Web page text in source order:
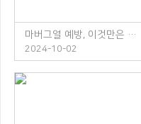
마버그열 예방, 이것만은 꼭 지켜주세요!
2024-10-02